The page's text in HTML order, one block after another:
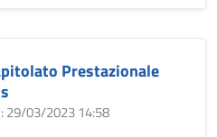
Prestazionale
29/03/2023 14:58